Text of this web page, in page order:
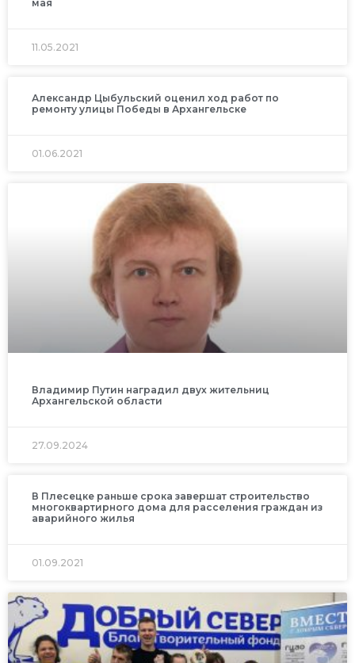
мая
11.05.2021
Александр Цыбульский оценил ход работ по
ремонту улицы Победы в Архангельске
01.06.2021
Владимир Путин наградил двух жительниц
Архангельской области
27.09.2024
В Плесецке раньше срока завершат строительство
многоквартирного дома для расселения граждан из
аварийного жилья
01.09.2021